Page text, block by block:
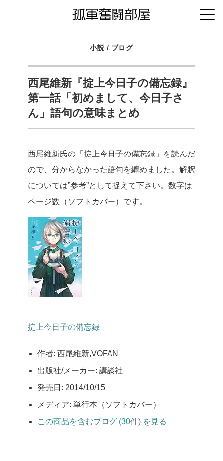
小説 / ブログ
西尾維新『掟上今日子の備忘録』
第一話「初めまして、今日子さ
ん」語句の意味まとめ
西尾維新氏の「掟上今日子の備忘録」を読んだ
ので、分からなかった語句を纏めました。解釈
については”参考”として捉えて下さい。数字は
ページ数（ソフトカバー）です。
掟上今日子の備忘録
作者: 西尾維新,VOFAN
出版社/メーカー: 講談社
発売日: 2014/10/15
メディア: 単行本（ソフトカバー）
この商品を含むブログ (30件) を見る